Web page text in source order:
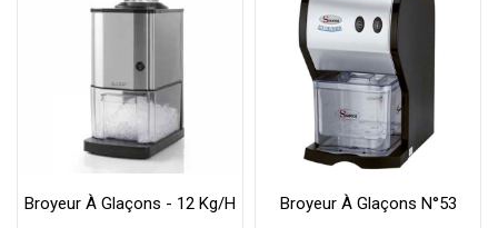
Broyeur À Glaçons - 12 Kg/h Broyeur À Glaçons N°53